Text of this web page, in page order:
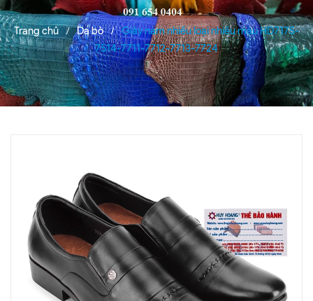
Trang chủ / Da bò /
Giày nam nhiều loại nhiều màu HD7175-
7514-7711-7712-7713-7724